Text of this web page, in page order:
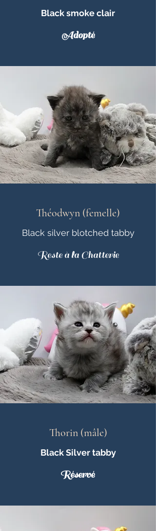
Black smoke clair
Adopté
Théodwyn (femelle)
Black silver blotched tabby
Reste à la Chatterie
Thorin (mâle)
Black Silver tabby
Réservé